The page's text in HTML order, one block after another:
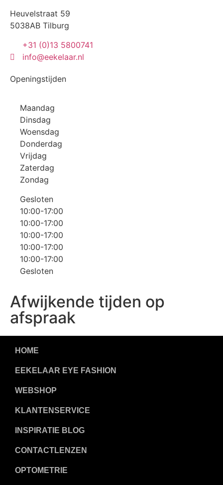
Heuvelstraat 59
5038AB Tilburg
+31 (0)13 5800741
info@eekelaar.nl
Openingstijden
Maandag
Dinsdag
Woensdag
Donderdag
Vrijdag
Zaterdag
Zondag
Gesloten
10:00-17:00
10:00-17:00
10:00-17:00
10:00-17:00
10:00-17:00
Gesloten
Afwijkende tijden op
afspraak
HOME
EEKELAAR EYE FASHION
WEBSHOP
KLANTENSERVICE
INSPIRATIE BLOG
CONTACTLENZEN
OPTOMETRIE